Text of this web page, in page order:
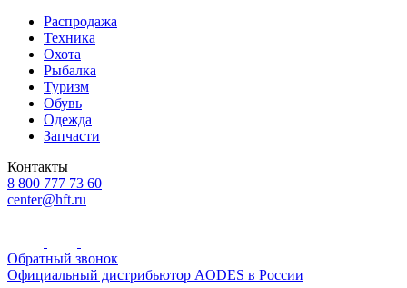
Распродажа
Техника
Охота
Рыбалка
Туризм
Обувь
Одежда
Запчасти
Контакты
8 800 777 73 60
center@hft.ru
Обратный звонок
Официальный дистрибьютор AODES в России